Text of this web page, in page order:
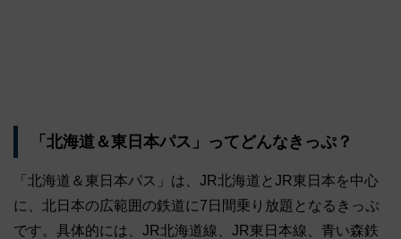
「北海道＆東日本パス」ってどんなきっぷ？
「北海道＆東日本パス」は、JR北海道とJR東日本を中心
に、北日本の広範囲の鉄道に7日間乗り放題となるきっぷ
です。具体的には、JR北海道線、JR東日本線、青い森鉄